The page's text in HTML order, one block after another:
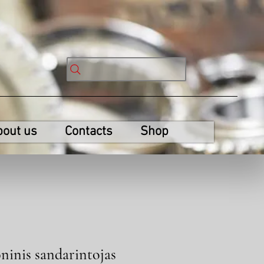
us Contacts Shop
sandarintojas